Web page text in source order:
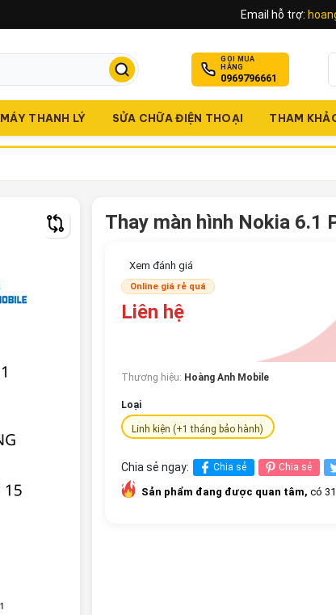
Email hỗ trợ:
GỌI MUA
HÀNG
0969796661
MÁY THANH LÝ SỬA CHỮA ĐIỆN THOẠI THAM
Thay màn hình Nokia 6.1
Xem đánh giá
Online giá rẻ quá
Liên hệ
Thương hiệu: Hoàng Anh Mobile
Loại
Linh kiện (+1 tháng bảo hành)
Chia sẻ ngay: Chia sẻ Chia sẻ
Sản phẩm đang được quan tâm, có